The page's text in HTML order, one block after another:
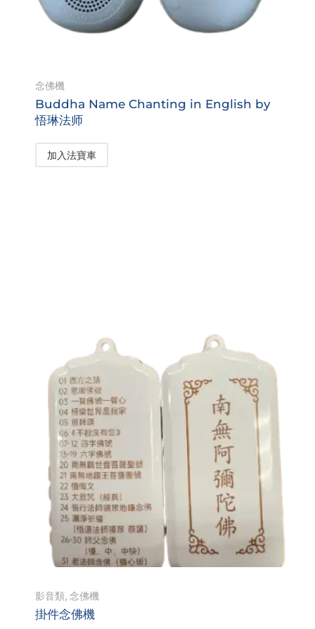
念佛機
Buddha Name Chanting in English by
悟琳法师
加入法寶車
影音類, 念佛機
掛件念佛機